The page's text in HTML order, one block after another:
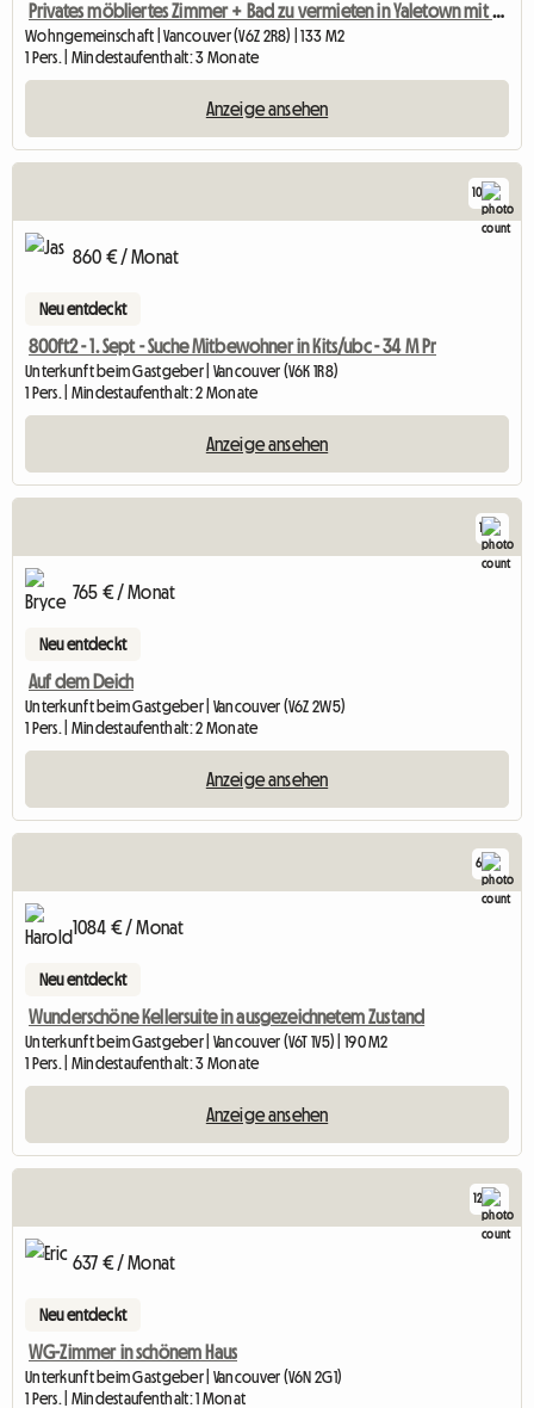
Privates möbliertes Zimmer + Bad zu vermieten in Yaletown mit Skytrain
Wohngemeinschaft | Vancouver (V6Z 2R8) | 133 M2
1 Pers. | Mindestaufenthalt: 3 Monate
Anzeige ansehen
10
860 € / Monat
Neu entdeckt
800ft2 - 1. Sept - Suche Mitbewohner in Kits/ubc - 34 M Pr
Unterkunft beim Gastgeber | Vancouver (V6K 1R8)
1 Pers. | Mindestaufenthalt: 2 Monate
Anzeige ansehen
1
765 € / Monat
Neu entdeckt
Auf dem Deich
Unterkunft beim Gastgeber | Vancouver (V6Z 2W5)
1 Pers. | Mindestaufenthalt: 2 Monate
Anzeige ansehen
6
1084 € / Monat
Neu entdeckt
Wunderschöne Kellersuite in ausgezeichnetem Zustand
Unterkunft beim Gastgeber | Vancouver (V6T 1V5) | 190 M2
1 Pers. | Mindestaufenthalt: 3 Monate
Anzeige ansehen
12
637 € / Monat
Neu entdeckt
WG-Zimmer in schönem Haus
Unterkunft beim Gastgeber | Vancouver (V6N 2G1)
1 Pers. | Mindestaufenthalt: 1 Monat